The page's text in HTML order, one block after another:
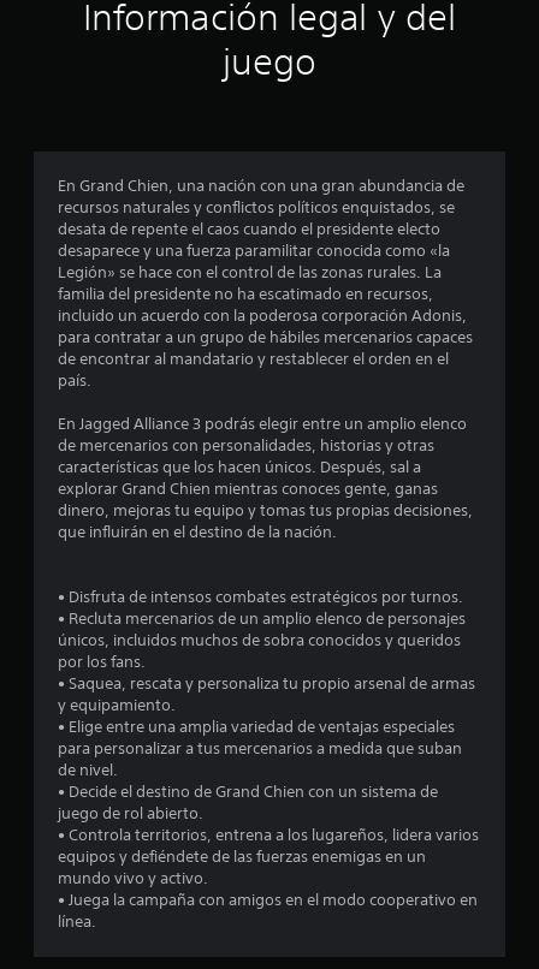
o
m
e
d
i
4
3
1
e
s
t
r
e
l
Información legal y del
juego
En Grand Chien, una nación con una gran abundancia de
recursos naturales y conflictos políticos enquistados, se
desata de repente el caos cuando el presidente electo
desaparece y una fuerza paramilitar conocida como «la
Legión» se hace con el control de las zonas rurales. La
familia del presidente no ha escatimado en recursos,
incluido un acuerdo con la poderosa corporación Adonis,
para contratar a un grupo de hábiles mercenarios capaces
de encontrar al mandatario y restablecer el orden en el
país.
En Jagged Alliance 3 podrás elegir entre un amplio elenco
de mercenarios con personalidades, historias y otras
características que los hacen únicos. Después, sal a
explorar Grand Chien mientras conoces gente, ganas
dinero, mejoras tu equipo y tomas tus propias decisiones,
que influirán en el destino de la nación.
• Disfruta de intensos combates estratégicos por turnos.
• Recluta mercenarios de un amplio elenco de personajes
únicos, incluidos muchos de sobra conocidos y queridos
por los fans.
• Saquea, rescata y personaliza tu propio arsenal de armas
y equipamiento.
• Elige entre una amplia variedad de ventajas especiales
para personalizar a tus mercenarios a medida que suban
de nivel.
• Decide el destino de Grand Chien con un sistema de
juego de rol abierto.
• Controla territorios, entrena a los lugareños, lidera varios
equipos y defiéndete de las fuerzas enemigas en un
mundo vivo y activo.
• Juega la campaña con amigos en el modo cooperativo en
línea.